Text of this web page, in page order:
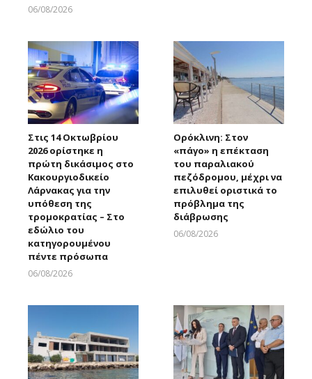
06/08/2026
Στις 14 Οκτωβρίου
2026 ορίστηκε η
πρώτη δικάσιμος στο
Κακουργιοδικείο
Λάρνακας για την
υπόθεση της
τρομοκρατίας – Στο
εδώλιο του
κατηγορουμένου
πέντε πρόσωπα
06/08/2026
Ορόκλινη: Στον
«πάγο» η επέκταση
του παραλιακού
πεζόδρομου, μέχρι να
επιλυθεί οριστικά το
πρόβλημα της
διάβρωσης
06/08/2026